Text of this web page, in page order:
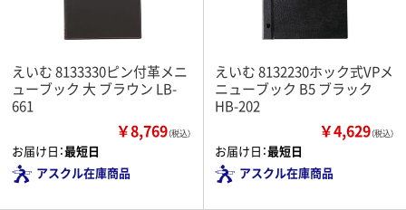
えいむ 8133330ピン付革メニ
ューブック 大 ブラウン LB-
661
￥8,769（税込）
お届け日：最短日
アスクル在庫商品
えいむ 8132230ホック式VPメ
ニューブック B5 ブラック
HB-202
￥4,629（税込）
お届け日：最短日
アスクル在庫商品